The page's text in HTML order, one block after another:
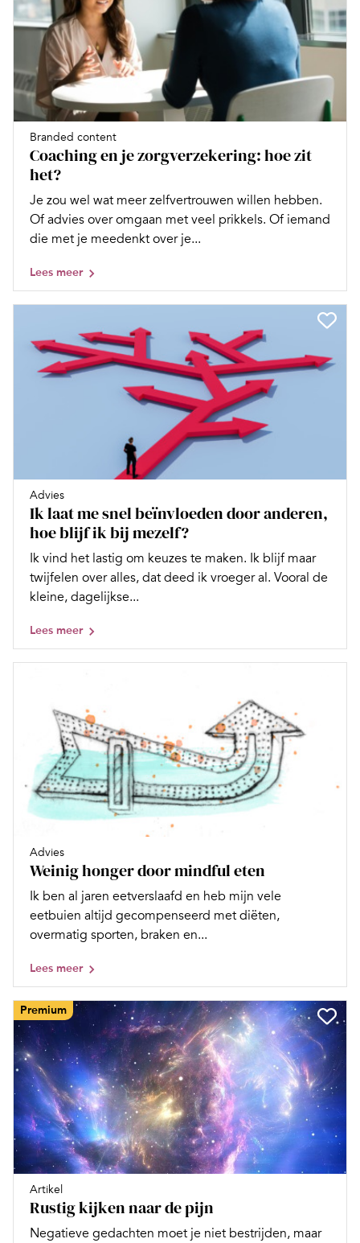
Branded content
Coaching en je zorgverzekering: hoe zit
het?
Je zou wel wat meer zelfvertrouwen willen hebben.
Of advies over omgaan met veel prikkels. Of iemand
die met je meedenkt over je...
Lees meer
Advies
Ik laat me snel beïnvloeden door anderen,
hoe blijf ik bij mezelf?
Ik vind het lastig om keuzes te maken. Ik blijf maar
twijfelen over alles, dat deed ik vroeger al. Vooral de
kleine, dagelijkse...
Lees meer
Advies
Weinig honger door mindful eten
Ik ben al jaren eetverslaafd en heb mijn vele
eetbuien altijd gecompenseerd met diëten,
overmatig sporten, braken en...
Lees meer
Premium
Artikel
Rustig kijken naar de pijn
Negatieve gedachten moet je niet bestrijden, maar